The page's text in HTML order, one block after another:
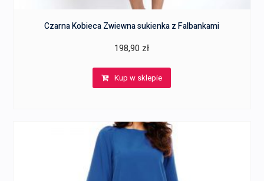
Czarna Kobieca Zwiewna sukienka z Falbankami
198,90 zł
Kup w sklepie